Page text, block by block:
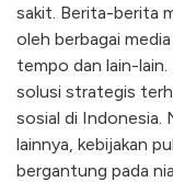
sakit. Berita-berita
oleh berbagai
tempo dan lain-lain.
solusi strategis
sosial di Indonesia.
lainnya, kebijakan
bergantung pada